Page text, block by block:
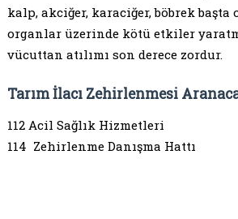
kalp, akciğer, karaciğer, böbrek
organlar üzerinde kötü etkiler
vücuttan atılımı son derece zordur.
Tarım İlacı Zehirlenmesi
112 Acil Sağlık Hizmetleri
114 Zehirlenme Danışma Hattı